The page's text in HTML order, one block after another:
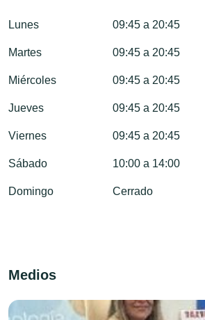
Lunes 09:45 a 20:45
Martes 09:45 a 20:45
Miércoles 09:45 a 20:45
Jueves 09:45 a 20:45
Viernes 09:45 a 20:45
Sábado 10:00 a 14:00
Domingo Cerrado
Medios